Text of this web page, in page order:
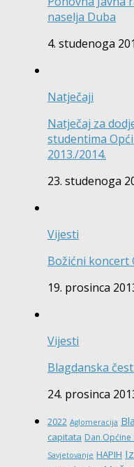
naselja Duba
4. studenoga
Natječaji
Natječaj za
studentima
2013./2014.
23. studenoga
Vijesti
Božićni koncert
19. prosinca
Vijesti
Blagdanska
24. prosinca
2022 Aglomeracija
capitata Dan Općine
Savjetovanje HAPIH